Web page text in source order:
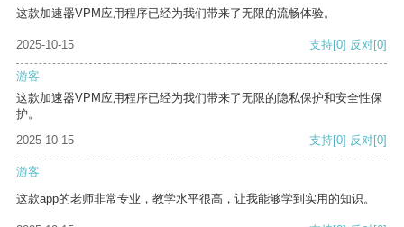
这款加速器VPM应用程序已经为我们带来了无限的流畅体验。
2025-10-15 支持[0] 反对[0]
游客
这款加速器VPM应用程序已经为我们带来了无限的隐私保护和安全性保
护。
2025-10-15
支持[0] 反对[0]
游客
这款app的老师非常专业，教学水平很高，让我能够学到实用的知识。